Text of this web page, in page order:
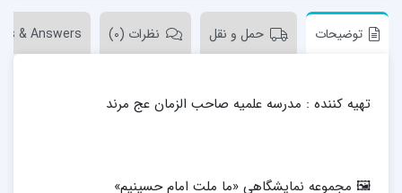
توضیحات حمل و نقل نظرات (0) & Answers
تهیه کننده : مدرسه علمیه صاحب الزمان عج مرند
🖼 مجموعه نمایشگاهی «ما ملت امام حسینیم»